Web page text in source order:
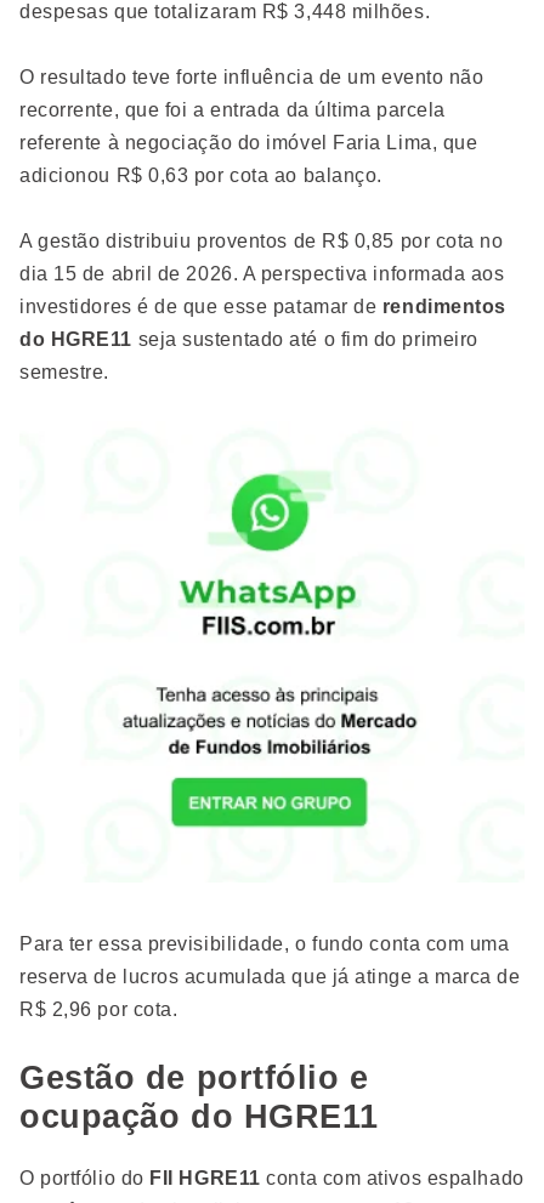
despesas que totalizaram R$ 3,448 milhões.
O resultado teve forte influência de um evento não
recorrente, que foi a entrada da última parcela
referente à negociação do imóvel Faria Lima, que
adicionou R$ 0,63 por cota ao balanço.
A gestão distribuiu proventos de R$ 0,85 por cota no
dia 15 de abril de 2026. A perspectiva informada aos
investidores é de que esse patamar de rendimentos
do HGRE11 seja sustentado até o fim do primeiro
semestre.
Para ter essa previsibilidade, o fundo conta com uma
reserva de lucros acumulada que já atinge a marca de
R$ 2,96 por cota.
Gestão de portfólio e
ocupação do HGRE11
O portfólio do FII HGRE11conta com ativos espalhado